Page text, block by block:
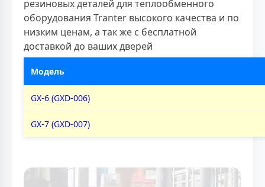
резиновых деталей для теплообменного
оборудования Tranter высокого качества и по
низким ценам, а так же с бесплатной
доставкой до ваших дверей
Модель
GX-6 (GXD-006)
GX-7 (GXD-007)